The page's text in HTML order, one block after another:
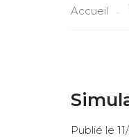
Accueil
Publié le